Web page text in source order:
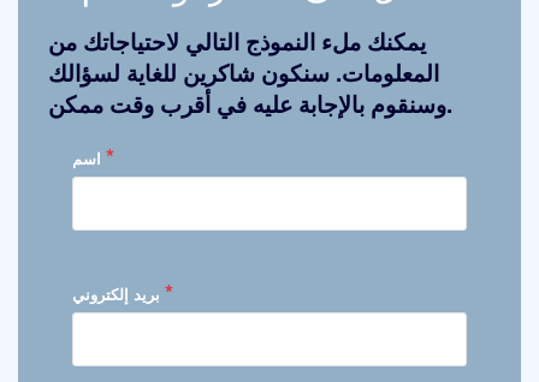
يمكنك ملء النموذج التالي لاحتياجاتك من
المعلومات. سنكون شاكرين للغاية لسؤالك
وسنقوم بالإجابة عليه في أقرب وقت ممكن.
*
*